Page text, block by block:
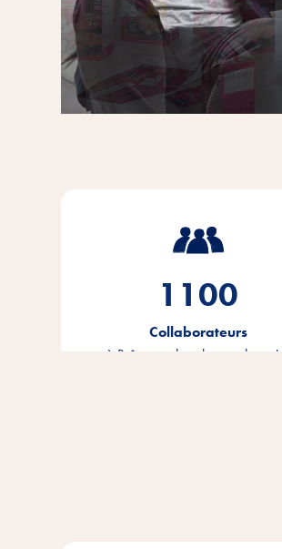
1100
Collaborateurs
à Brême et dans le monde entier